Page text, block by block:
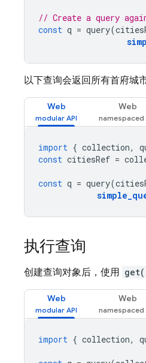
// Create a query
const q = query(
以下查询会返回所有首府城
Web Web
import { collection,
const citiesRef =
const q = query(
执行查询
创建查询对象后，使用
Web Web
import { collection,